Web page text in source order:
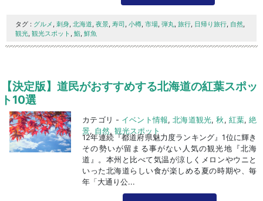
タグ : グルメ 刺身, 北海道 夜景, 寿司 小樽, 市場, 弾丸, 旅行, 日帰り旅行, 自然,
観光, 観光スポット 鮨, 鮮魚
【決定版】道民がおすすめする北海道の紅葉スポッ
ト10選
カテゴリ - イベント情報,北海道観光,秋 , 紅葉,絶
景, 自然,観光スポット
12年連続『都道府県魅力度ランキング』1位に輝き
その勢いが留まる事がない人気の観光地『北海
道』。本州と比べて気温が涼しくメロンやウニと
いった北海道らしい食が楽しめる夏の時期や、毎
年「大通り公...